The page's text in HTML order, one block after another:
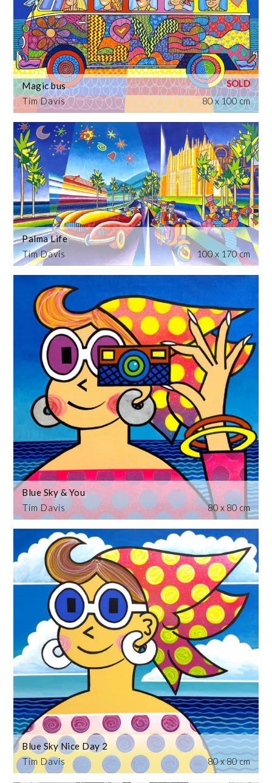
Tim Davis
Magic bus
80 x 100 cm
Tim Davis
Palma Life
100 x 170 cm
Tim Davis
Blue Sky & You
80 x 80 cm
Tim Davis
Blue Sky Nice Day 2
80 x 80 cm